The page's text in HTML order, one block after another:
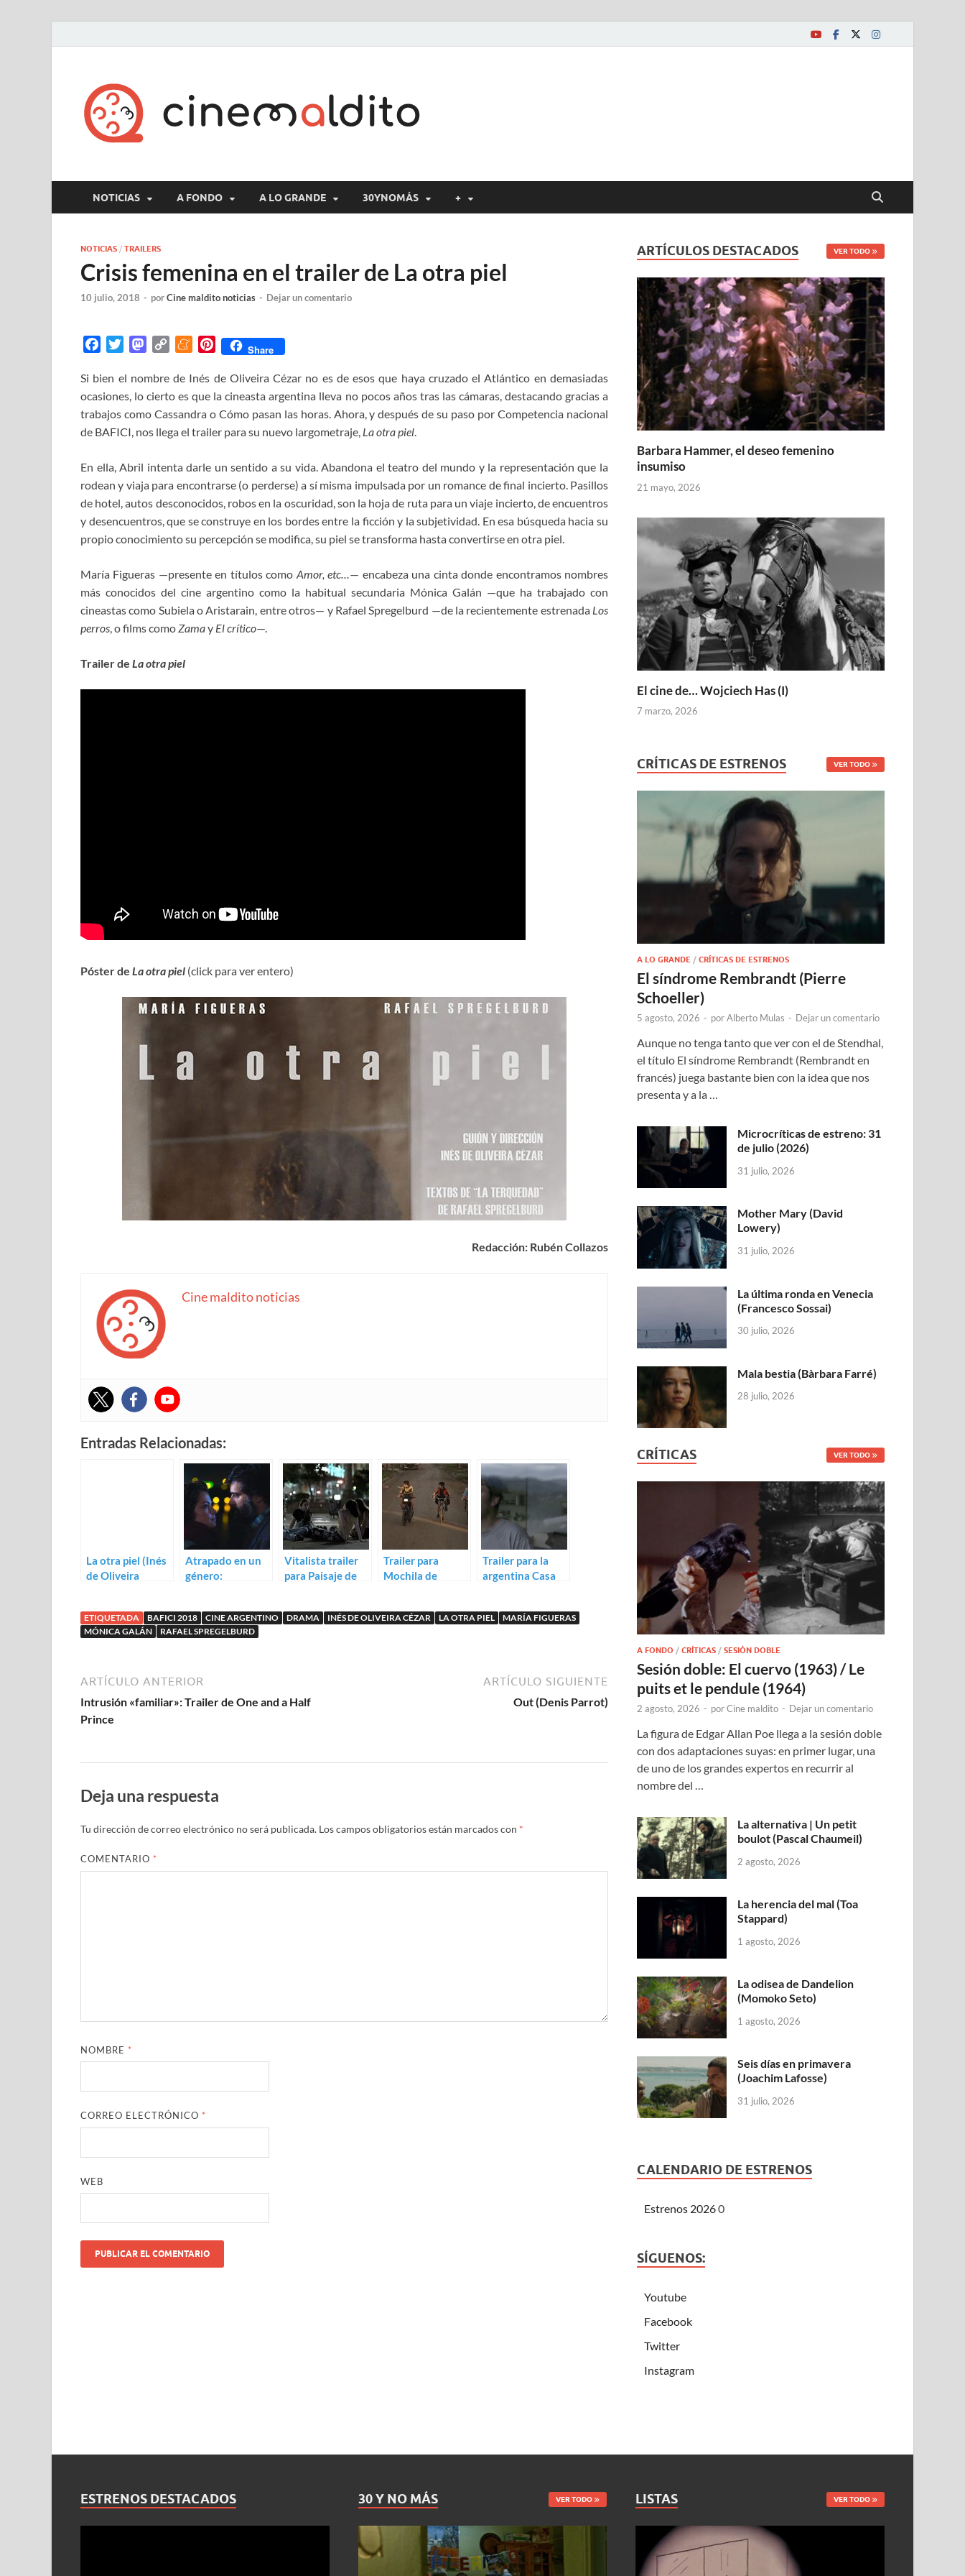
NOTICIAS A FONDO A LO GRANDE 30YNOMÁS +
NOTICIAS / TRAILERS
Crisis femenina en el trailer de La otra piel
10 julio, 2018 - porCine maldito noticias - Dejar un comentario
c
e
b
o
k
i
t
t
e
M
s
t
o
d
n
p
y
L
i
k
M
n
e
a
m
P
n
t
e
r
s
t
Share
Si bien el nombre de Inés de Oliveira Cézar no es de esos que haya cruzado el Atlántico en demasiadas
ocasiones, lo cierto es que la cineasta argentina lleva no pocos años tras las cámaras, destacando gracias a
trabajos como Cassandra o Cómo pasan las horas. Ahora, y después de su paso por Competencia nacional
de BAFICI, nos llega el trailer para su nuevo largometraje, La otra piel.
En ella, Abril intenta darle un sentido a su vida. Abandona el teatro del mundo y la representación que la
rodean y viaja para encontrarse (o perderse) a sí misma impulsada por un romance de final incierto. Pasillos
de hotel, autos desconocidos, robos en la oscuridad, son la hoja de ruta para un viaje incierto, de encuentros
y desencuentros, que se construye en los bordes entre la ficción y la subjetividad. En esa búsqueda hacia su
propio conocimiento su percepción se modifica, su piel se transforma hasta convertirse en otra piel.
María Figueras —presente en títulos como Amor, etc…— encabeza una cinta donde encontramos nombres
más conocidos del cine argentino como la habitual secundaria Mónica Galán —que ha trabajado con
cineastas como Subiela o Aristarain, entre otros— y Rafael Spregelburd —de la recientemente estrenada Los
perros, o films comoZamay El crítico—.
Trailer de La otra piel
Póster de La otra piel (click para ver entero)
Redacción: Rubén Collazos
Cine maldito noticias
Entradas Relacionadas:
La otra piel (Inés
de Oliveira
Atrapado en un
género:
crítico
Vitalista trailer
para Paisaje de
Trailer para
Mochila de
Trailer para la
argentina Casa
ETIQUETADA BAFICI 2018 CINE ARGENTINO DRAMA INÉS DE OLIVEIRA CÉZAR LA OTRA PIEL
MARÍA FIGUERAS
MÓNICA GALÁN
RAFAEL SPREGELBURD
ARTÍCULO ANTERIOR
Intrusión «familiar»: Trailer de One and a Half
Prince
ARTÍCULO SIGUIENTE
Out (Denis Parrot)
Deja una respuesta
Tu dirección de correo electrónico no será publicada. Los campos obligatorios están marcados con *
COMENTARIO *
NOMBRE *
CORREO ELECTRÓNICO *
WEB
ARTÍCULOS DESTACADOS VER TODO
Barbara Hammer, el deseo femenino
insumiso
21 mayo, 2026
El cine de… Wojciech Has (I)
7 marzo, 2026
CRÍTICAS DE ESTRENOS VER TODO
A LO GRANDE /CRÍTICAS DE ESTRENOS
El síndrome Rembrandt (Pierre
Schoeller)
5 agosto, 2026 - porAlberto Mulas - Dejar un comentario
Aunque no tenga tanto que ver con el de Stendhal,
el título El síndrome Rembrandt (Rembrandt en
francés) juega bastante bien con la idea que nos
presenta y a la …
Microcríticas de estreno: 31
de julio (2026)
31 julio, 2026
Mother Mary (David
Lowery)
31 julio, 2026
La última ronda en Venecia
(Francesco Sossai)
30 julio, 2026
Mala bestia (Bàrbara Farré)
28 julio, 2026
CRÍTICAS VER TODO
A FONDO /CRÍTICAS /SESIÓN DOBLE
Sesión doble: El cuervo (1963) / Le
puits et le pendule (1964)
2 agosto, 2026 - porCine maldito - Dejar un comentario
La figura de Edgar Allan Poe llega a la sesión doble
con dos adaptaciones suyas: en primer lugar, una
de uno de los grandes expertos en recurrir al
nombre del …
La alternativa | Un petit
boulot (Pascal Chaumeil)
2 agosto, 2026
La herencia del mal (Toa
Stappard)
1 agosto, 2026
La odisea de Dandelion
(Momoko Seto)
1 agosto, 2026
Seis días en primavera
(Joachim Lafosse)
31 julio, 2026
CALENDARIO DE ESTRENOS
Estrenos 20260
SÍGUENOS:
Youtube
Facebook
Twitter
Instagram
ESTRENOS DESTACADOS 30 Y NO MÁS VER TODO LISTAS VER TODO